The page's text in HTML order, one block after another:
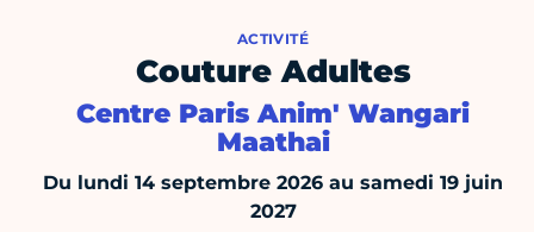
ACTIVITÉ
Couture Adultes
Centre Paris Anim' Wangari
Maathai
Du lundi 14 septembre 2026 au samedi 19 juin
2027